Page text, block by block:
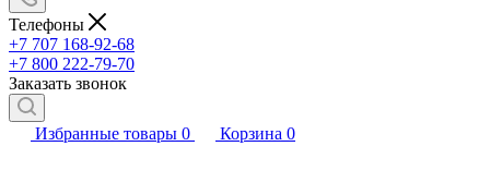
Телефоны
+7 707 168-92-68
+7 800 222-79-70
Заказать звонок
Избранные товары 0 Корзина 0